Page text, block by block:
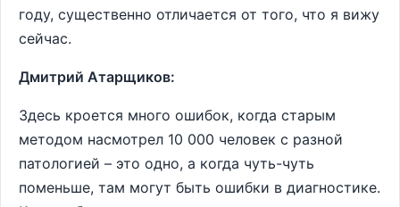
году, существенно отличается от того, что я вижу
сейчас.
Дмитрий Атарщиков:
Здесь кроется много ошибок, когда старым
методом насмотрел 10 000 человек с разной
патологией – это одно, а когда чуть-чуть
поменьше, там могут быть ошибки в диагностике.